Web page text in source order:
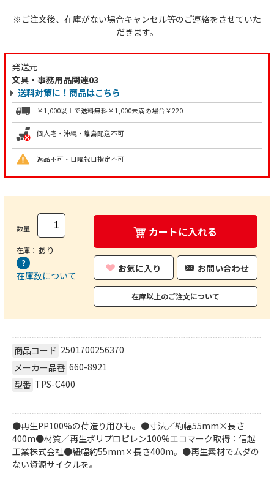
※ご注文後、在庫がない場合キャンセル等のご連絡をさせていた
だきます。
発送元
文具・事務用品関連03
送料対策に！商品はこちら
￥1,000以上で送料無料 ￥1,000未満の場合￥220
個人宅・沖縄・離島配送不可
返品不可・日曜祝日指定不可
数量
在庫： あり
在庫数について
カートに入れる
お気に入り お問い合わせ
在庫以上のご注文について
商品コード 2501700256370
メーカー品番 660-8921
型番 TPS-C400
●再生PP100%の荷造り用ひも。●寸法／約幅55mm×長さ
400m●材質／再生ポリプロピレン100%エコマーク取得：信越
工業株式会社●紐幅約55mm×長さ400m。●再生素材でムダの
ない資源サイクルを。